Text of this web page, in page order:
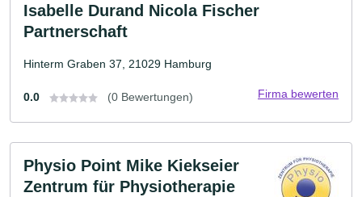
Isabelle Durand Nicola Fischer
Partnerschaft
Hinterm Graben 37, 21029 Hamburg
0.0 (0 Bewertungen) Firma bewerten
Physio Point Mike Kiekseier
Zentrum für Physiotherapie